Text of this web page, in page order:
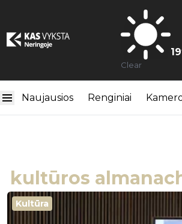
19
Clear
Naujausios Renginiai
kultūros
Kultūra